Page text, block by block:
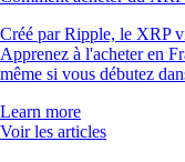
Créé par Ripple, le XRP
Apprenez à l'acheter en
même si vous débutez
Learn more
Voir les articles